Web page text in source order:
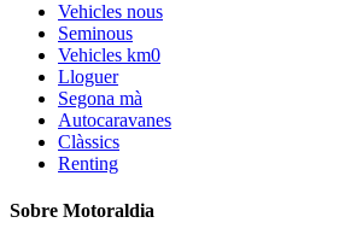
Vehicles nous
Seminous
Vehicles km0
Lloguer
Segona mà
Autocaravanes
Clàssics
Renting
Sobre Motoraldia